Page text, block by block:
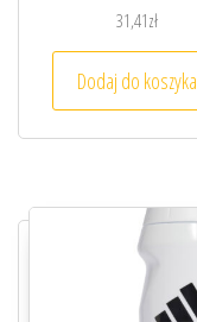
31,41zł
Dodaj do koszyka